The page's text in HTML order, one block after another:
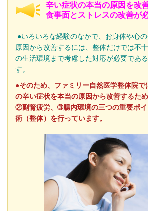
辛い症状の本当の原因を改
食事面とストレスの改善が
●いろいろな経験のなかで、お身体や心
原因から改善するには、整体だけでは不
の生活環境まで考慮した対応が必要であ
す。
●そのため、ファミリー自然医学整体院
の辛い症状を本当の原因から改善するた
②副腎疲労、➂腸内環境の三つの重要ポ
術（整体）を行っています。